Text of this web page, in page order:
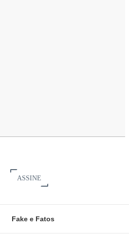
ASSINE
Fake e Fatos